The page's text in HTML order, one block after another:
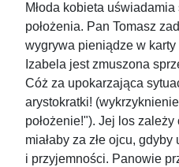
Młoda kobieta
położenia. Pan Tomasz
wygrywa pieniądze w
Izabela jest zmuszona
Cóż za upokarzająca
arystokratki!
położenie!"). Jej los
miałaby za złe ojcu,
i przyjemności. Panowie